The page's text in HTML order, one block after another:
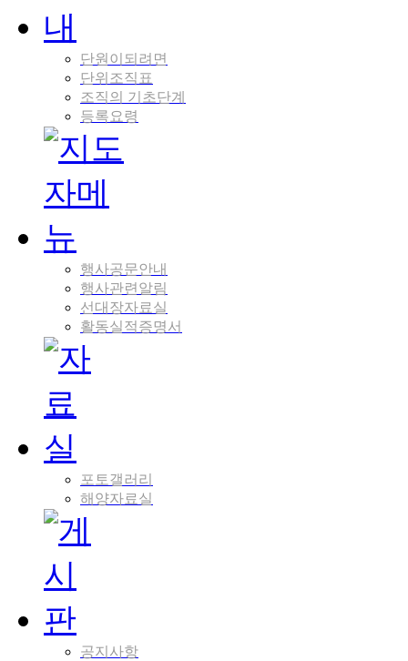
단원이되려면
단위조직표
조직의 기초단계
등록요령
행사공문안내
행사관련알림
선대장자료실
활동실적증명서
포토갤러리
해양자료실
공지사항